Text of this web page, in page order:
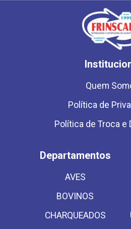
Quem
Política de
Política de Troca e
Departamentos
AVES
BOVINOS
CHARQUEADOS